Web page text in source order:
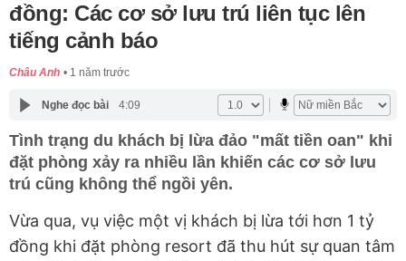
đồng: Các cơ sở lưu trú liên tục lên
tiếng cảnh báo
Châu Anh 1 năm trước
Nghe đọc bài 4:09
Tình trạng du khách bị lừa đảo "mất tiền oan" khi
đặt phòng xảy ra nhiều lần khiến các cơ sở lưu
trú cũng không thể ngồi yên.
Vừa qua, vụ việc một vị khách bị lừa tới hơn 1 tỷ
đồng khi đặt phòng resort đã thu hút sự quan tâm